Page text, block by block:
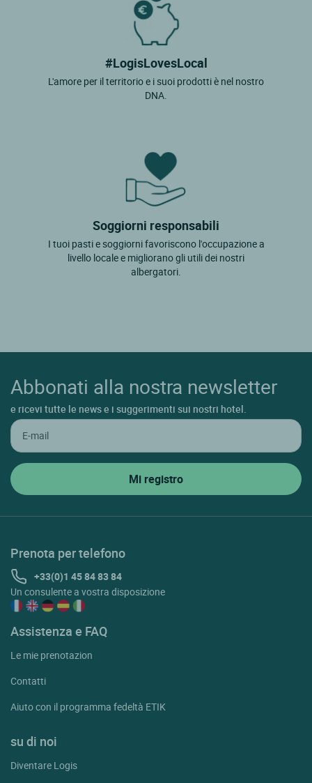
#LogisLovesLocal
L'amore per il territorio e i suoi prodotti è nel nostro
DNA.
Soggiorni responsabili
I tuoi pasti e soggiorni favoriscono l'occupazione a
livello locale e migliorano gli utili dei nostri
albergatori.
Abbonati alla nostra newsletter
e ricevi tutte le news e i suggerimenti sui nostri hotel.
Prenota per telefono
+33(0)1 45 84 83 84
Un consulente a vostra disposizione
Assistenza e FAQ
Le mie prenotazion
Contatti
Aiuto con il programma fedeltà ETIK
su di noi
Diventare Logis